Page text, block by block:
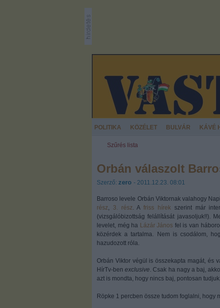
POLITIKA KÖZÉLET BULVÁR KÁVÉ
Szűrés lista
Orbán válaszolt
Szerző: zero - 2011.12.23. 08:01
Barroso levele Orbán Viktornak valahogy
rész, 3. rész. Afriss hírek szerint már
(vizsgálóbizottság felállítását javasoljuk!!).
levelet, még ha Lázár János fel is van
közérdek a tartalma. Nem is csodálom,
hazudozott róla.
Orbán Viktor végül is összekapta magát, és
HírTv-benexclusive. Csak ha nagy a baj,
azt is mondta, hogy nincs baj, pontosan
Röpke 1 percben össze tudom foglalni, hogy